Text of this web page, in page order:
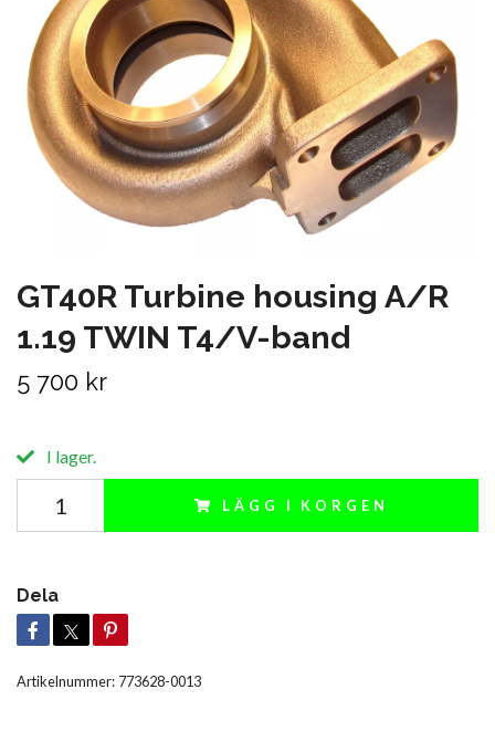
GT40R Turbine housing A/R
1.19 TWIN T4/V-band
5 700 kr
I lager.
LÄGG I KORGEN
Dela
Artikelnummer: 773628-0013